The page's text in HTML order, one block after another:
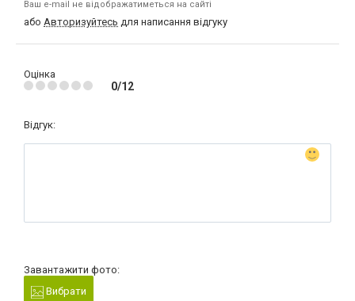
Ваш e-mail не відображатиметься на сайті
або Авторизуйтесь для написання відгуку
Оцінка
0/12
Відгук:
Завантажити фото:
Вибрати